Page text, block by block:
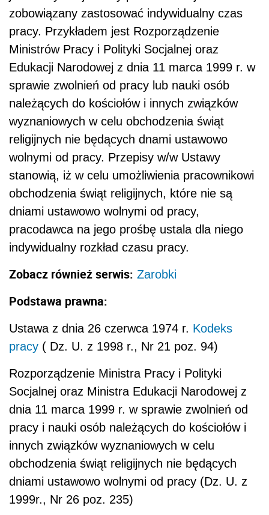
zobowiązany zastosować indywidualny czas
pracy. Przykładem jest Rozporządzenie
Ministrów Pracy i Polityki Socjalnej oraz
Edukacji Narodowej z dnia 11 marca 1999 r. w
sprawie zwolnień od pracy lub nauki osób
należących do kościołów i innych związków
wyznaniowych w celu obchodzenia świąt
religijnych nie będących dnami ustawowo
wolnymi od pracy. Przepisy w/w Ustawy
stanowią, iż w celu umożliwienia pracownikowi
obchodzenia świąt religijnych, które nie są
dniami ustawowo wolnymi od pracy,
pracodawca na jego prośbę ustala dla niego
indywidualny rozkład czasu pracy.
Zobacz również serwis: Zarobki
Podstawa prawna:
Ustawa z dnia 26 czerwca 1974 r. Kodeks
pracy ( Dz. U. z 1998 r., Nr 21 poz. 94)
Rozporządzenie Ministra Pracy i Polityki
Socjalnej oraz Ministra Edukacji Narodowej z
dnia 11 marca 1999 r. w sprawie zwolnień od
pracy i nauki osób należących do kościołów i
innych związków wyznaniowych w celu
obchodzenia świąt religijnych nie będących
dniami ustawowo wolnymi od pracy (Dz. U. z
1999r., Nr 26 poz. 235)